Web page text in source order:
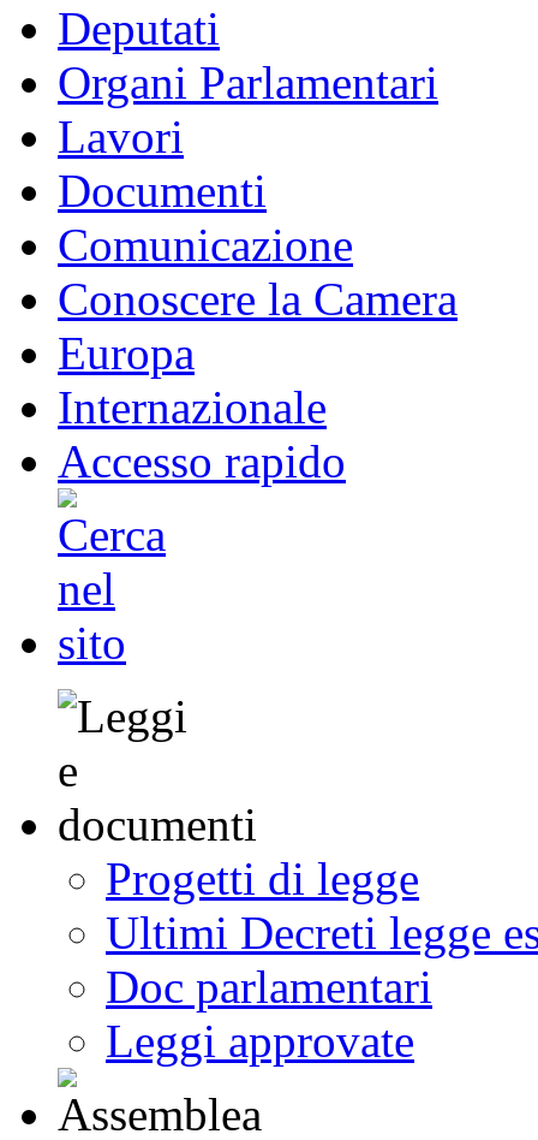
Deputati
Organi Parlamentari
Lavori
Documenti
Comunicazione
Conoscere la Camera
Europa
Internazionale
Accesso rapido
Progetti di legge
Ultimi Decreti legge
Doc parlamentari
Leggi approvate